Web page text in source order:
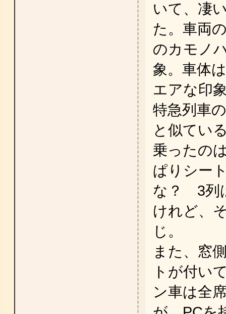
いて、凄
た。車両
のカモノ
象。車体
エアな印
特急列車
と似てい
乗ったの
ぱりシー
な？ 3列
けれど、
じ。
また、窓
トが付い
ン車は全